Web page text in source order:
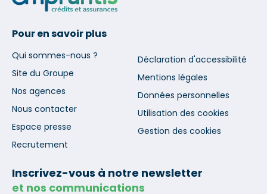
Pour en savoir plus
Qui sommes-nous ?
Site du Groupe
Nos agences
Nous contacter
Espace presse
Recrutement
Déclaration d'accessibilité
Mentions légales
Données personnelles
Utilisation des cookies
Gestion des cookies
Inscrivez-vous à notre newsletter
et nos communications